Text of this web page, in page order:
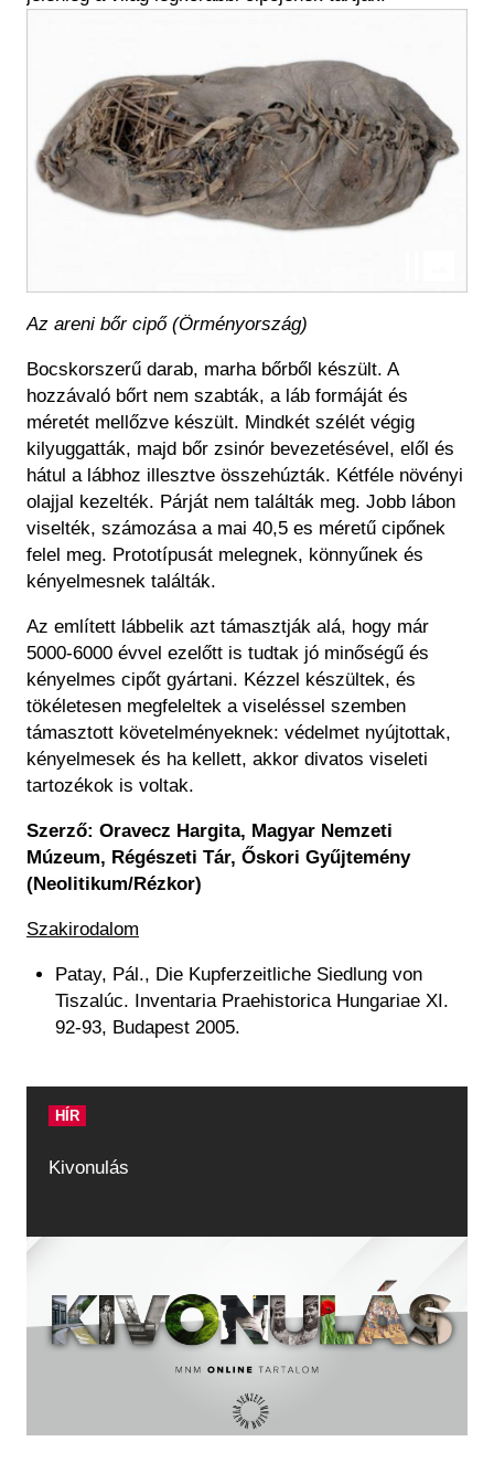
Az areni bőr cipő (Örményország)
Bocskorszerű darab, marha bőrből készült. A
hozzávaló bőrt nem szabták, a láb formáját és
méretét mellőzve készült. Mindkét szélét végig
kilyuggatták, majd bőr zsinór bevezetésével, elől és
hátul a lábhoz illesztve összehúzták. Kétféle növényi
olajjal kezelték. Párját nem találták meg. Jobb lábon
viselték, számozása a mai 40,5 es méretű cipőnek
felel meg. Prototípusát melegnek, könnyűnek és
kényelmesnek találták.
Az említett lábbelik azt támasztják alá, hogy már
5000-6000 évvel ezelőtt is tudtak jó minőségű és
kényelmes cipőt gyártani. Kézzel készültek, és
tökéletesen megfeleltek a viseléssel szemben
támasztott követelményeknek: védelmet nyújtottak,
kényelmesek és ha kellett, akkor divatos viseleti
tartozékok is voltak.
Szerző: Oravecz Hargita, Magyar Nemzeti
Múzeum, Régészeti Tár, Őskori Gyűjtemény
(Neolitikum/Rézkor)
Szakirodalom
Patay, Pál., Die Kupferzeitliche Siedlung von
Tiszalúc. Inventaria Praehistorica Hungariae XI.
92-93, Budapest 2005.
HÍR
Kivonulás